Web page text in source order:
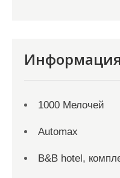
1000 Мелочей
Automax
B&B hotel,